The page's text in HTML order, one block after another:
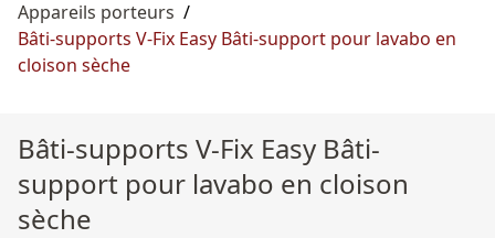
Appareils porteurs /
Bâti-supports V-Fix Easy Bâti-support pour lavabo en
cloison sèche
Bâti-supports V-Fix Easy Bâti-
support pour lavabo en cloison
sèche